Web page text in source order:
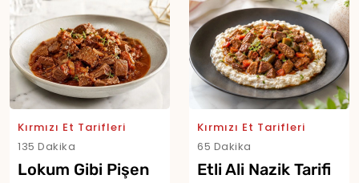
Kırmızı Et Tarifleri
135 Dakika
Lokum Gibi Pişen
Kırmızı Et Tarifleri
65 Dakika
Etli Ali Nazik Tarifi